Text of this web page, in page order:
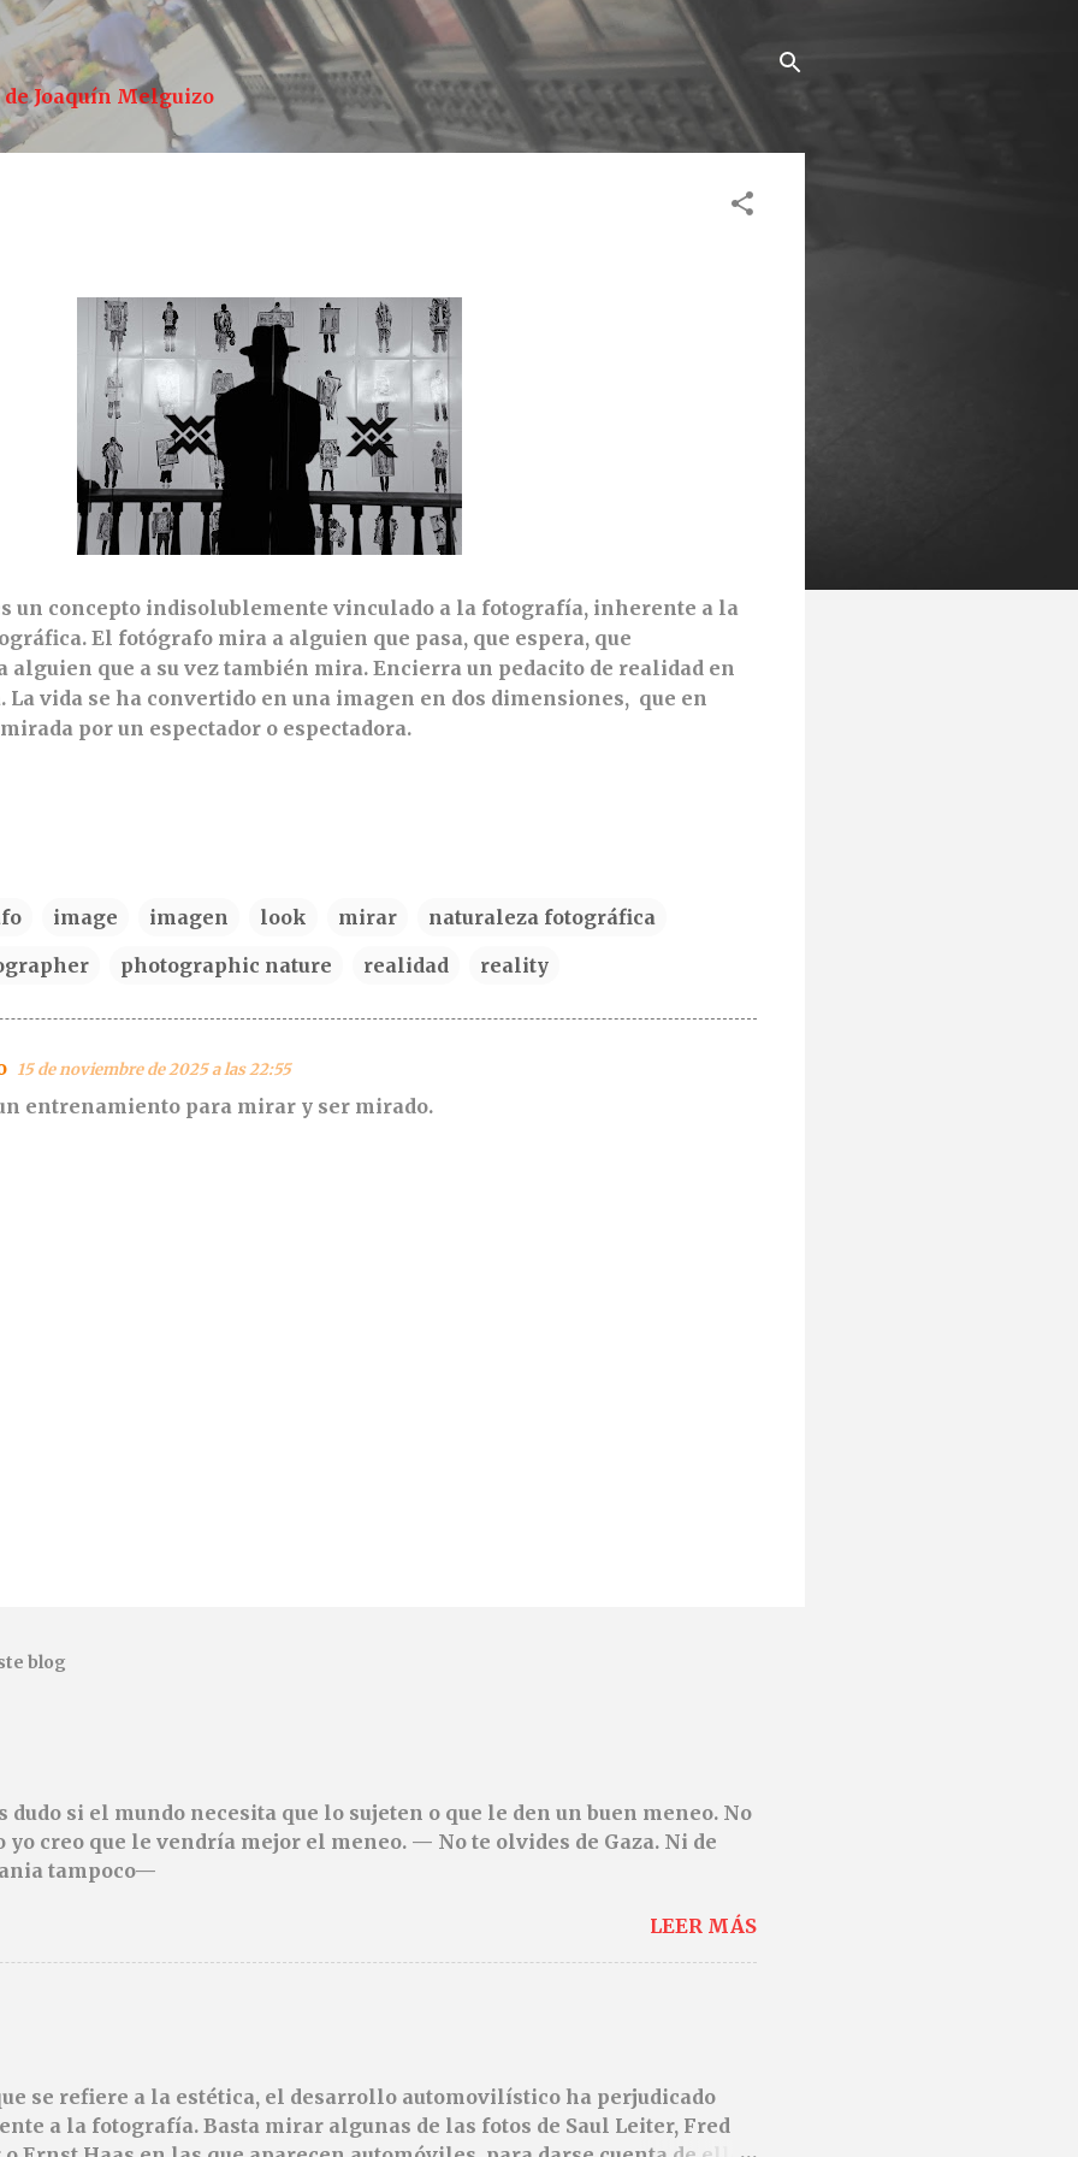
Ir al contenido principal
Joaquín Melguizo
un concepto indisolublemente vinculado a la fotografía, inherente a la
El fotógrafo mira a alguien que pasa, que espera, que
alguien que a su vez también mira. Encierra un pedacito de realidad en
La vida se ha convertido en una imagen en dos dimensiones, que en
por un espectador o espectadora.
image imagen look mirar
naturaleza fotográfica
photographic nature realidad reality
15 de noviembre de 2025 a las 22:55
entrenamiento para mirar y ser mirado.
blog
dudo si el mundo necesita que lo sujeten o que le den un buen meneo. No
yo creo que le vendría mejor el meneo. — No te olvides de Gaza. Ni de
tampoco—
LEER MÁS
se refiere a la estética, el desarrollo automovilístico ha perjudicado
a la fotografía. Basta mirar algunas de las fotos de Saul Leiter, Fred